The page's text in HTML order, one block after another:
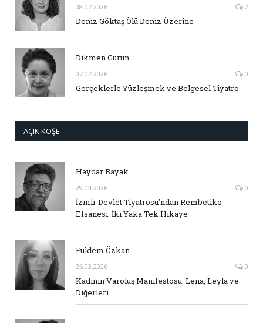
08.07.2026 2
Deniz Göktaş Ölü Deniz Üzerine
Dikmen Gürün
07.07.2026 0
Gerçeklerle Yüzleşmek ve Belgesel Tiyatro
AÇIK KÖŞE
Haydar Bayak
29.04.2026 0
İzmir Devlet Tiyatrosu’ndan Rembetiko
Efsanesi: İki Yaka Tek Hikaye
Fuldem Özkan
26.03.2026 0
Kadının Varoluş Manifestosu: Lena, Leyla ve
Diğerleri